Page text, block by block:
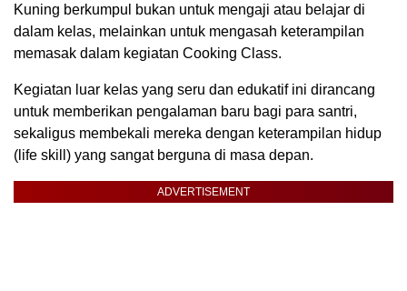
Kuning berkumpul bukan untuk mengaji atau belajar di
dalam kelas, melainkan untuk mengasah keterampilan
memasak dalam kegiatan Cooking Class.
Kegiatan luar kelas yang seru dan edukatif ini dirancang
untuk memberikan pengalaman baru bagi para santri,
sekaligus membekali mereka dengan keterampilan hidup
(life skill) yang sangat berguna di masa depan.
ADVERTISEMENT